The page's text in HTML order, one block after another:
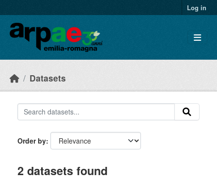
Log in
Datasets
Order by
2 datasets found